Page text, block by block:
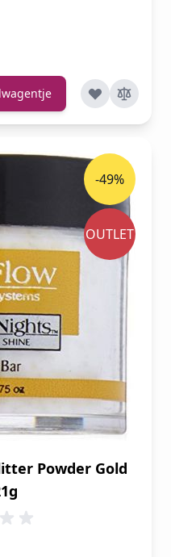
Powder Gold
-49%
OUTLET